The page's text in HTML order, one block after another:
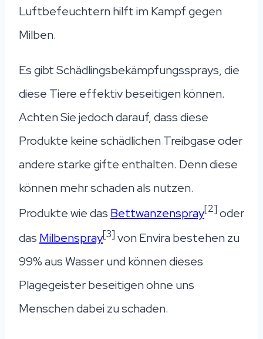
Luftbefeuchtern hilft im Kampf gegen
Milben.
Es gibt Schädlingsbekämpfungssprays, die
diese Tiere effektiv beseitigen können.
Achten Sie jedoch darauf, dass diese
Produkte keine schädlichen Treibgase oder
andere starke gifte enthalten. Denn diese
können mehr schaden als nutzen.
Produkte wie das Bettwanzenspray[2] oder
das Milbenspray[3] von Envira bestehen zu
99% aus Wasser und können dieses
Plagegeister beseitigen ohne uns
Menschen dabei zu schaden.